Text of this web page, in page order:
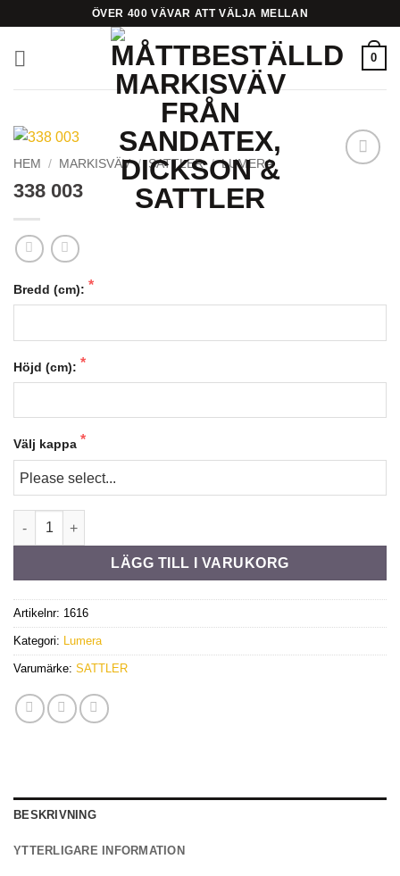
content
ÖVER 400 VÄVAR ATT VÄLJA MELLAN
0
HEM / MARKISVÄV / SATTLER / LUMERA
338 003
Bredd (cm):
Höjd (cm):
Välj kappa
338 003 mängd
LÄGG TILL I VARUKORG
Artikelnr: 1616
Kategori: Lumera
Varumärke: SATTLER
BESKRIVNING
YTTERLIGARE INFORMATION